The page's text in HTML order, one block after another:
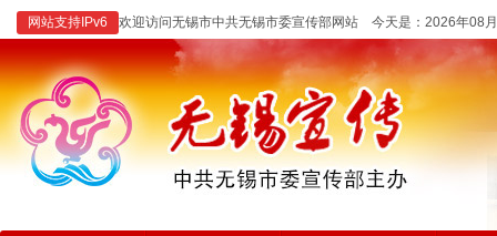
网站支持IPv6 欢迎访问无锡市中共无锡市委宣传部网站 今天是： 2026年08